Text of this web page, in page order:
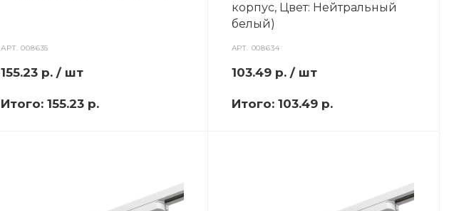
АРТ.008635
155.23 р. / шт
Итого:155.23 р.
корпус, Цвет: Нейтральный
белый)
АРТ. 008634
103.49 р./ шт
Итого: 103.49 р.